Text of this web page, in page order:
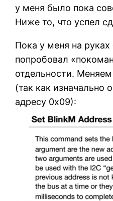
у меня было пока
Ниже то, что успел
Пока у меня на
попробовал
отдельности.
(так как изначально
адресу 0х09):